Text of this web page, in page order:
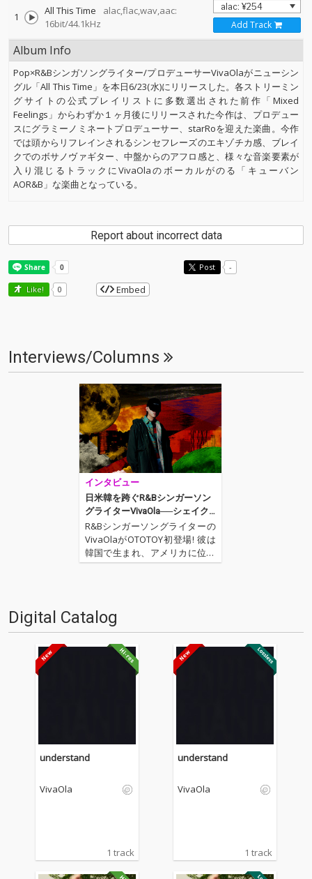
1 All This Time
alac,flac,wav,aac:
16bit/44.1kHz
Add Track
Album Info
Pop×R&Bシンガソングライター/プロデューサーVivaOlaがニューシン
グル「All This Time」を本日6/23(水)にリリースした。各ストリーミン
グサイトの公式プレイリストに多数選出された前作「Mixed
Feelings」からわずか１ヶ月後にリリースされた今作は、プロデュー
スにグラミーノミネートプロデューサー、starRoを迎えた楽曲。今作
では頭からリフレインされるシンセフレーズのエキゾチカ感、ブレイ
クでのボサノヴァギター、中盤からのアフロ感と、様々な音楽要素が
入り混じるトラックにVivaOlaのボーカルがのる「キューバン
AOR&B」な楽曲となっている。
Report about incorrect data
Post -
Like! 0 Embed
Interviews/Columns
インタビュー
日米韓を跨ぐR&Bシンガーソン
グライターVivaOla──シェイク
スピアを参考にした初のフル・
アルバムが描くストーリー
R&Bシンガーソングライターの
VivaOlaがOTOTOY初登場! 彼は
韓国で生まれ、アメリカに位置
する名門バークリー音楽院から
グラウンドを活かし、グローバ
ルな楽曲をリリー…
Digital Catalog
understand
VivaOla
1 track
understand
VivaOla
1 track